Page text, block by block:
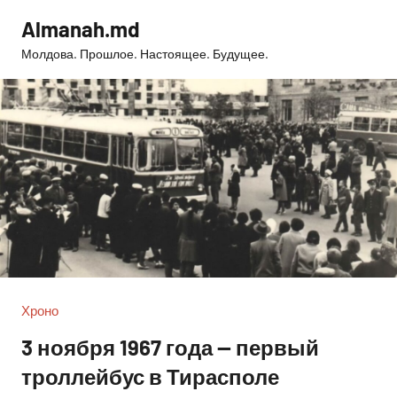
содержимому
Almanah.md
Молдова. Прошлое. Настоящее. Будущее.
Хроно
3 ноября 1967 года — первый
троллейбус в Тирасполе